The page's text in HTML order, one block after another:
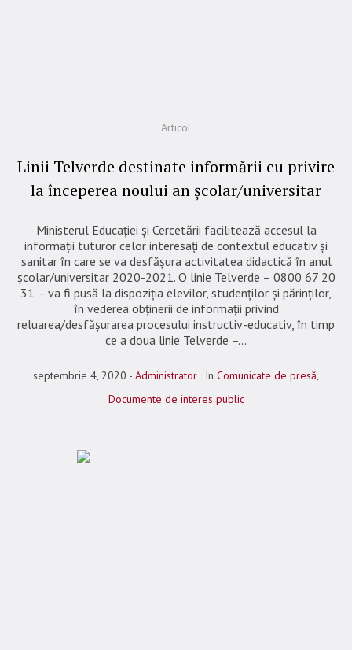
Articol
Linii Telverde destinate informării cu privire
la începerea noului an școlar/universitar
Ministerul Educației și Cercetării facilitează accesul la
informații tuturor celor interesați de contextul educativ și
sanitar în care se va desfășura activitatea didactică în anul
școlar/universitar 2020-2021. O linie Telverde – 0800 67 20
31 – va fi pusă la dispoziția elevilor, studenților și părinților,
în vederea obținerii de informații privind
reluarea/desfășurarea procesului instructiv-educativ, în timp
ce a doua linie Telverde –...
septembrie 4, 2020 Administrator In Comunicate de presă,
Documente de interes public